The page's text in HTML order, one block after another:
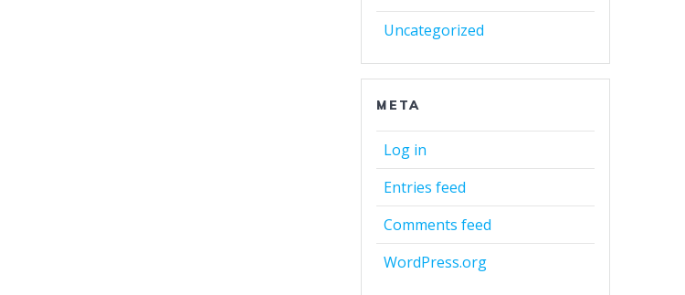
Uncategorized
META
Log in
Entries feed
Comments feed
WordPress.org